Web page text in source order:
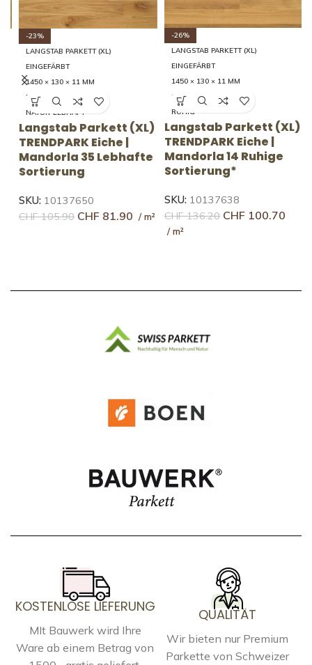
-23%
LANGSTAB PARKETT (XL)
EINGEFÄRBT
1450 × 130 × 11 MM
35 LEBHAFT
NATUR-LEBHAFT
Langstab Parkett (XL)
TRENDPARK Eiche |
Mandorla 35 Lebhafte
Sortierung
SKU:10137650
CHF105.90 CHF81.90
-26%
LANGSTAB PARKETT (XL)
EINGEFÄRBT
1450 × 130 × 11 MM
14 RUHIG
RUHIG
Langstab Parkett (XL)
TRENDPARK Eiche |
Mandorla 14 Ruhige
Sortierung*
SKU:10137638
CHF136.20 CHF100.70
KOSTENLOSE LIEFERUNG
MIt Bauwerk wird Ihre
Ware ab einem Betrag von
QUALITÄT
Wir bieten nur Premium
Parkette von Schweizer